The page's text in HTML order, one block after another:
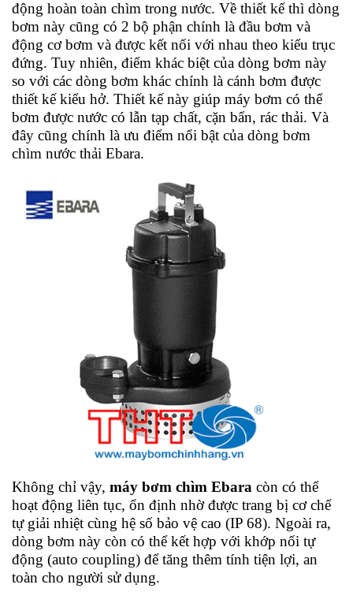
động hoàn toàn chìm trong nước. Về thiết kế thì dòng
bơm này cũng có 2 bộ phận chính là đầu bơm và
động cơ bơm và được kết nối với nhau theo kiểu trục
đứng. Tuy nhiên, điểm khác biệt của dòng bơm này
so với các dòng bơm khác chính là cánh bơm được
thiết kế kiểu hở. Thiết kế này giúp máy bơm có thể
bơm được nước có lẫn tạp chất, cặn bẩn, rác thải. Và
đây cũng chính là ưu điểm nổi bật của dòng bơm
chìm nước thải Ebara.
Không chỉ vậy, máy bơm chìm Ebara còn có thể
hoạt động liên tục, ổn định nhờ được trang bị cơ chế
tự giải nhiệt cùng hệ số bảo vệ cao (IP 68). Ngoài ra,
dòng bơm này còn có thể kết hợp với khớp nối tự
động (auto coupling) để tăng thêm tính tiện lợi, an
toàn cho người sử dụng.